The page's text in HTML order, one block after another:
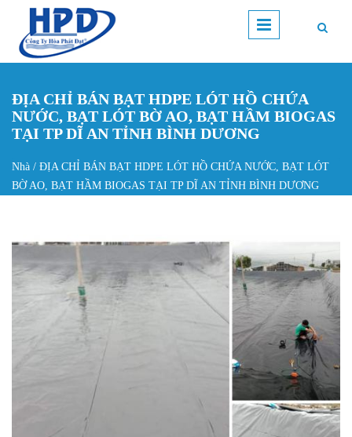
Nhảy đến nội dung
ĐỊA CHỈ BÁN BẠT HDPE LÓT HỒ CHỨA
NƯỚC, BẠT LÓT BỜ AO, BẠT HẦM BIOGAS
TẠI TP DĨ AN TỈNH BÌNH DƯƠNG
Bạn đang ở đây
Nhà / ĐỊA CHỈ BÁN BẠT HDPE LÓT HỒ CHỨA NƯỚC, BẠT LÓT
BỜ AO, BẠT HẦM BIOGAS TẠI TP DĨ AN TỈNH BÌNH DƯƠNG